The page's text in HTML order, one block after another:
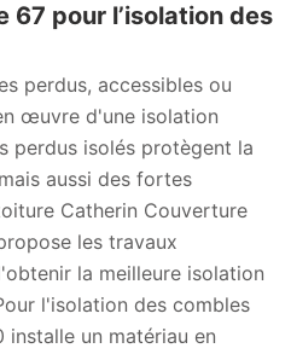
67 pour l’isolation des
perdus, accessibles ou
œuvre d'une isolation
perdus isolés protègent la
aussi des fortes
Catherin Couverture
les travaux
la meilleure isolation
l'isolation des combles
un matériau en